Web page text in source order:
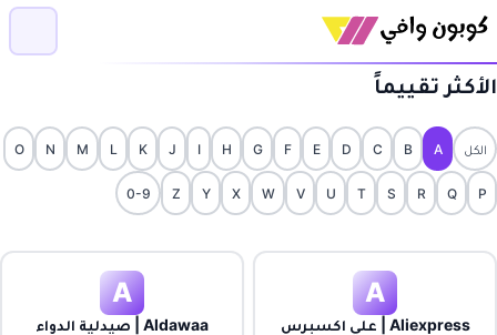
الأكثر تقييماً
الكل A
B
C
D
E
F
G
H
I
J
K
L
M
N
O
P
Q
R
S
T
U
V
W
X
Y
Z
0-9
A
Aliexpress | علي اكسبرس
A
Aldawaa | صيدلية الدواء